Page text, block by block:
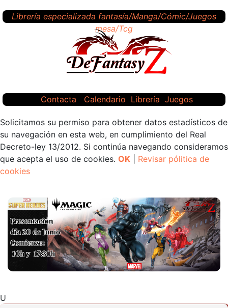
Librería especializada fantasía/Manga/Cómic/Juegos
mesa/Tcg
Contacta Calendario Librería Juegos
Solicitamos su permiso para obtener datos estadísticos de
su navegación en esta web, en cumplimiento del Real
Decreto-ley 13/2012. Si continúa navegando consideramos
que acepta el uso de cookies. OK
Revisar pólitica de
cookies
U